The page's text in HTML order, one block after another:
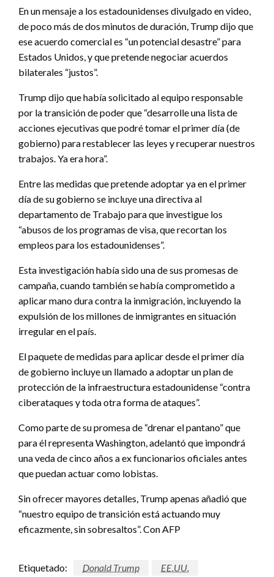
En un mensaje a los estadounidenses divulgado en video,
de poco más de dos minutos de duración, Trump dijo que
ese acuerdo comercial es “un potencial desastre” para
Estados Unidos, y que pretende negociar acuerdos
bilaterales “justos”.
Trump dijo que había solicitado al equipo responsable
por la transición de poder que “desarrolle una lista de
acciones ejecutivas que podré tomar el primer día (de
gobierno) para restablecer las leyes y recuperar nuestros
trabajos. Ya era hora”.
Entre las medidas que pretende adoptar ya en el primer
día de su gobierno se incluye una directiva al
departamento de Trabajo para que investigue los
“abusos de los programas de visa, que recortan los
empleos para los estadounidenses”.
Esta investigación había sido una de sus promesas de
campaña, cuando también se había comprometido a
aplicar mano dura contra la inmigración, incluyendo la
expulsión de los millones de inmigrantes en situación
irregular en el país.
El paquete de medidas para aplicar desde el primer día
de gobierno incluye un llamado a adoptar un plan de
protección de la infraestructura estadounidense “contra
ciberataques y toda otra forma de ataques”.
Como parte de su promesa de “drenar el pantano” que
para él representa Washington, adelantó que impondrá
una veda de cinco años a ex funcionarios oficiales antes
que puedan actuar como lobistas.
Sin ofrecer mayores detalles, Trump apenas añadió que
“nuestro equipo de transición está actuando muy
eficazmente, sin sobresaltos”. Con AFP
Etiquetado: Donald Trump EE.UU.